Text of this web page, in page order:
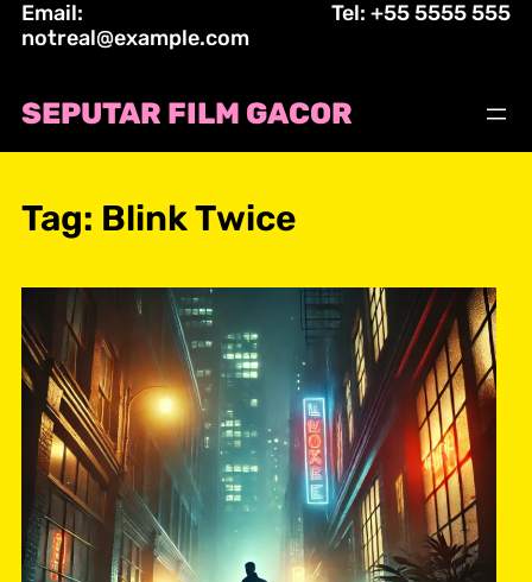
Skip
to
Email:
notreal@example.com
Tel: +55 5555 555
SEPUTAR FILM GACOR
Tag: Blink Twice